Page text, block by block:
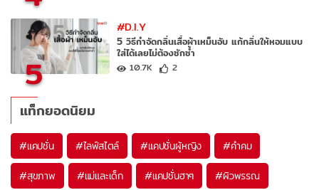
5
#D.I.Y
5 วิธีกำจัดกลิ่นเสื้อผ้าเหม็นอับ แก้กลิ่นให้หอมแบบ
ใส่ได้เลยไม่ต้องซักซ้ำ
10.7K 2
แท็กยอดนิยม
#แคปชั่น #ไลฟ์สไตล์ #แคปชั่นผู้หญิง #คำคม
#สุขภาพ #แม่และเด็ก #แคปชั่นฮาๆ #ผิวพรรณ